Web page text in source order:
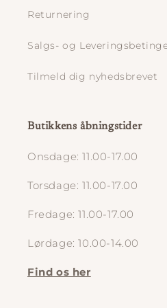
Returnering
Salgs- og
Tilmeld dig nyhedsbrevet
Butikkens åbningstider
Onsdage: 11.00-17.00
Torsdage: 11.00-17.00
Fredage: 11.00-17.00
Lørdage: 10.00-14.00
Find os her